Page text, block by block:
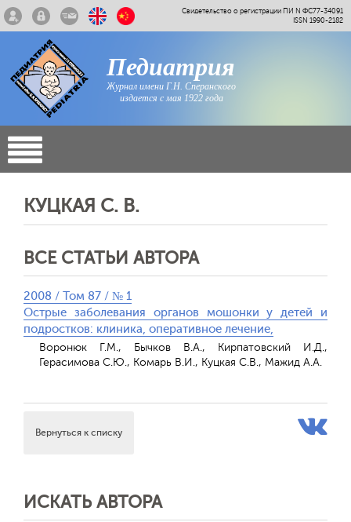
Свидетельство о регистрации ПИ N ФС77-34091
ISSN 1990-2182
Педиатрия
Журнал имени Г.Н. Сперанского
издается с мая 1922 года
КУЦКАЯ С. В.
ВСЕ СТАТЬИ АВТОРА
2008 / Том 87 / № 1
Острые заболевания органов мошонки у детей и
подростков: клиника, оперативное лечение,
Воронюк Г.М., Бычков В.А., Кирпатовский И.Д.,
Герасимова С.Ю., Комарь В.И., Куцкая С.В., Мажид А.А.
Вернуться к списку
ИСКАТЬ АВТОРА